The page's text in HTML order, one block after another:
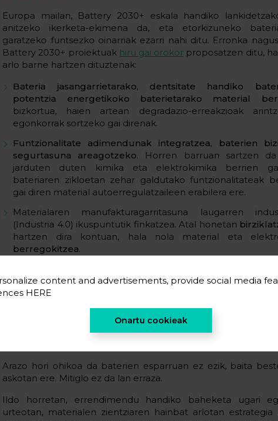
Europa mailan, Battery 2030+ eskala handiko
anitzeko ikerketa-ekimena da, eta etorkizuneko
garatzeko funtsezko oinarriak ezarri nahi ditu. Erronka
Battery 2030+ proiektuak hiru gai orokor proposatzen ditu,
arlo barne hartzen dituztenak:
Bateria jasangarrietarako, dentsitate handiko
potentzia energetikoko baterietarako material
bizkortua, haien artean degradazio-erreakzioak
egonkorrak sortzeko gai direnak.
Funtzionalitate adimendunak integratzea, baterien
segurtasuna areagotzeko. Horren barruan sartzen
jarduten duten kimika eta elektrokimika berrien
bateriaren zikloetan zehar galdutako funtzionalitateak
gai diren material autoerregulatzaileen erabilera ere.
Materialaren manufakturagarritasuna laugarren
(Industria 4.0) ikuspuntutik finkatzea. Atal honetan
hartzen dira kontuan, hala nola material eta
berregokitzea.
kimikoan oinarritzen da. Horrek saiakuntza- eta
oinarritutako optimizazio-prozesu heuristikoak
material berriak eta gelaxka-diseinu berriak aurkitzeak
eskatzen du kostu ekonomikoari eta denborari dagokienez –
urte baino gehiago igaro ohi dira material baten hasierako
Arazo hori ohikoa da baterien esparruan ez ezik, baita
askotan ere. Mitiglo ez da lan erraza.
Ildo horretan, errendimendu handiko baheketa ugari
urteotan, materialen zientziaren hainbat arlotan estrategia
content and advertisements, provide social media
HERE
Onartu cookieak